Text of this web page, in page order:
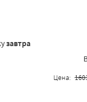
завтра
Цена: